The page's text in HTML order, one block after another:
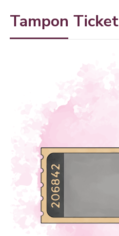
Tampon Ticket